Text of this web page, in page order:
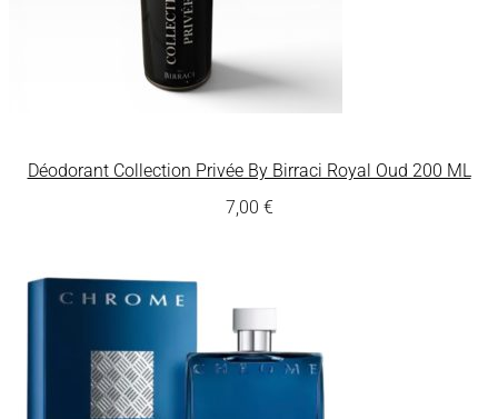
Déodorant Collection Privée By Birraci Royal Oud 200 ML
7,00 €